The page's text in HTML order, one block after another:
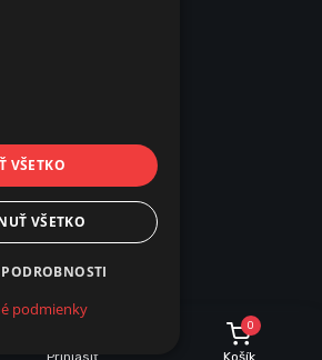
Prihlásiť
0
Košík
VŠETKO
VŠETKO
podmienky